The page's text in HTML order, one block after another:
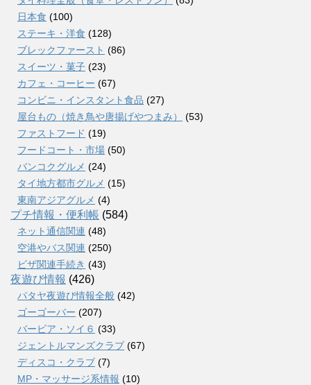
日本食 (100)
ステーキ・洋食 (128)
ブレックファースト (86)
スイーツ・菓子 (23)
カフェ・コーヒー (67)
コンビニ・インスタント食品 (27)
屋台もの（焼き鳥や唐揚げやつまみ）
(53)
ファストフード (19)
フードコート・市場 (50)
バンコクグルメ (24)
タイ地方都市グルメ (15)
東南アジアグルメ (4)
プチ情報・便利帳 (584)
ネット通信関連 (48)
空港やバス関連 (250)
ビザ関連手続き (43)
夜遊び情報 (426)
パタヤ夜遊び情報全般 (42)
ゴーゴーバー (207)
バービア・ソイ６ (33)
ジェントルマンズクラブ (67)
ディスコ・クラブ (7)
MP・マッサージ系情報 (10)